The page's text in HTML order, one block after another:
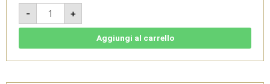
-
Fonterutoli
Chianti
Classico
DOCG
3L
+
Aggiungi al carrello